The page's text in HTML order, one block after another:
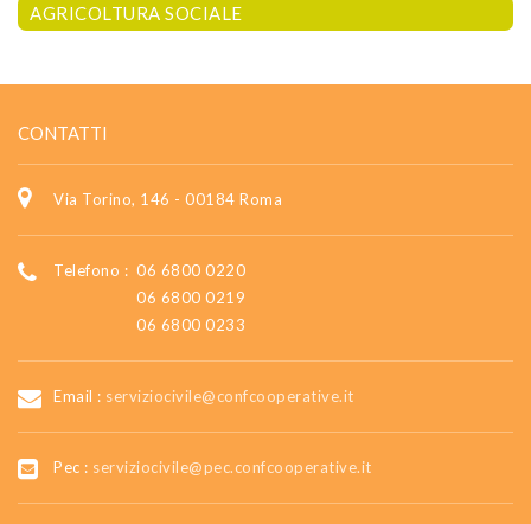
AGRICOLTURA SOCIALE
CONTATTI
Via Torino, 146 - 00184 Roma
Telefono : 06 6800 0220
06 6800 0219
06 6800 0233
Email : serviziocivile@confcooperative.it
Pec : serviziocivile@pec.confcooperative.it